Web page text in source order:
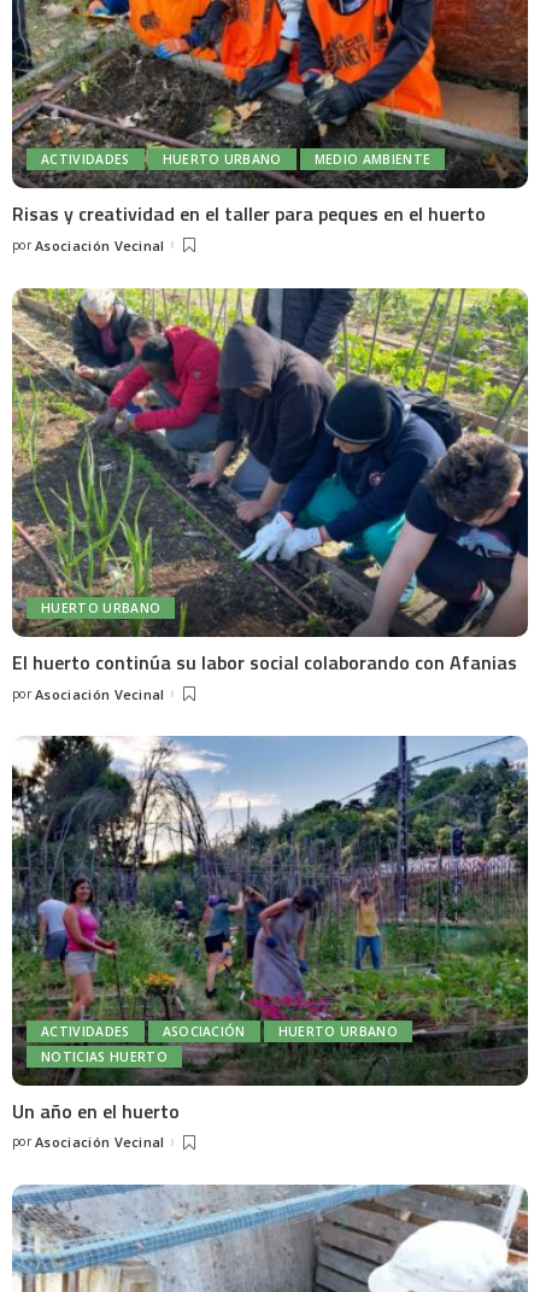
ACTIVIDADES HUERTO URBANO MEDIO AMBIENTE
Risas y creatividad en el taller para peques en el huerto
por Asociación Vecinal
HUERTO URBANO
El huerto continúa su labor social colaborando con Afanias
por Asociación Vecinal
ACTIVIDADES ASOCIACIÓN
HUERTO URBANO
NOTICIAS HUERTO
Un año en el huerto
por Asociación Vecinal